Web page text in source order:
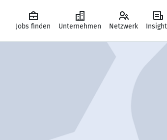
Jobs finden Unternehmen Netzwerk